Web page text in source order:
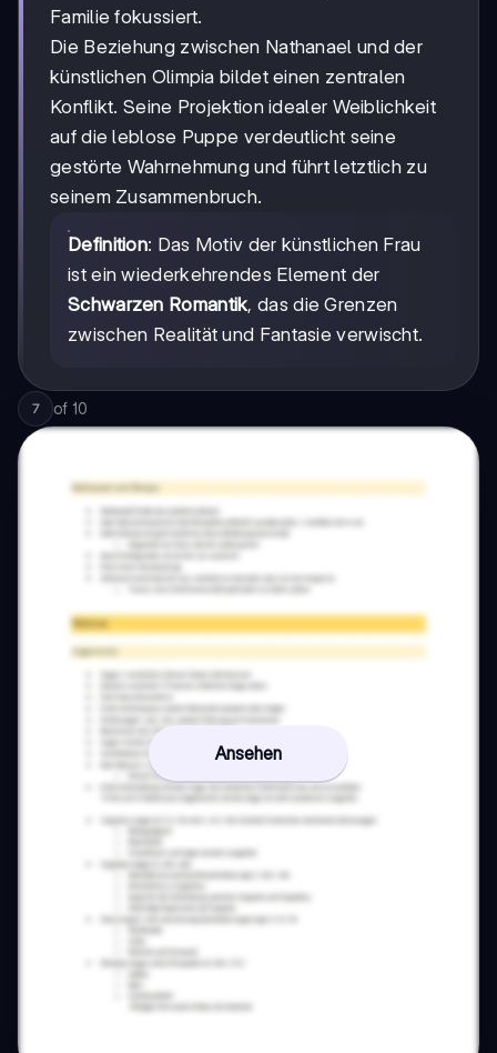
Familie fokussiert.
Die Beziehung zwischen Nathanael und der
künstlichen Olimpia bildet einen zentralen
Konflikt. Seine Projektion idealer Weiblichkeit
auf die leblose Puppe verdeutlicht seine
gestörte Wahrnehmung und führt letztlich zu
seinem Zusammenbruch.
Definition: Das Motiv der künstlichen Frau
ist ein wiederkehrendes Element der
Schwarzen Romantik, das die Grenzen
zwischen Realität und Fantasie verwischt.
7 of 10
Ansehen